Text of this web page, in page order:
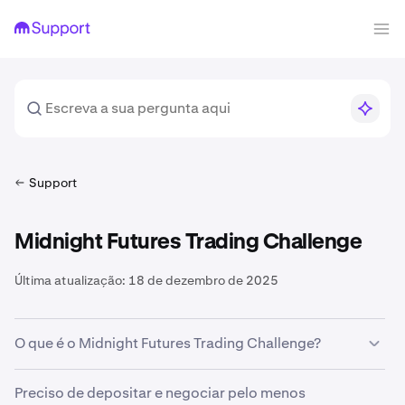
Support
Midnight Futures Trading Challenge
Última atualização: 18 de dezembro de 2025
O que é o Midnight Futures Trading Challenge?
O Midnight Futures Trading Challenge é uma promoção
Preciso de depositar e negociar pelo menos